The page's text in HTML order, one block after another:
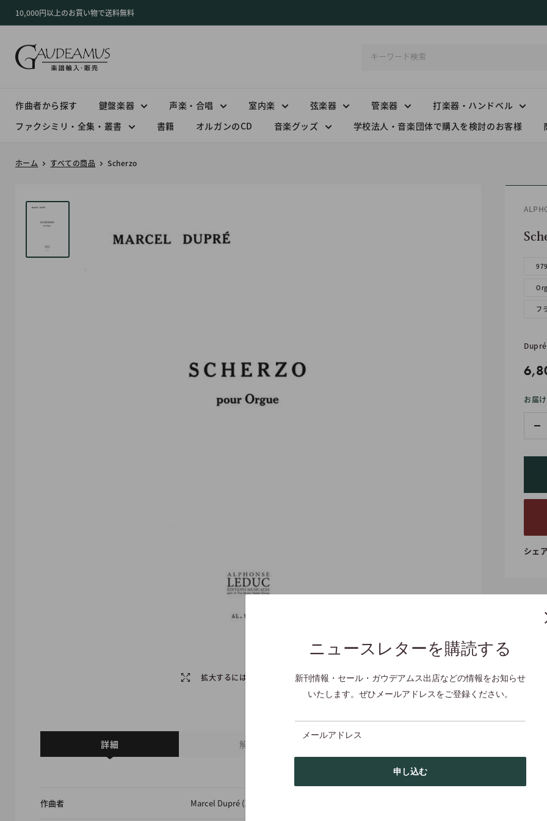
ン
10,000円以上のお買い物で送料無料
ニュースレターを購読する
新刊情報・セール・ガウデアムス出店などの情報をお知らせ
いたします。ぜひメールアドレスをご登録ください。
メールアドレス
申し込む
作曲者から探す 鍵盤楽器 声楽・合唱 室内楽 弦楽器 管楽器
打楽器・ハンドベル
ファクシミリ・全集・叢書
書籍 オルガンのCD 音楽グッズ 学校法人・音楽団体で購入を検討のお客様
ホーム すべての商品 Scherzo
拡大するには画像をロールオーバー
詳細 解説
作曲者 Marcel Dupré (1886-1971)・マルセル・デュプレ
フ
Dupré
販
価
格
お届
シェ